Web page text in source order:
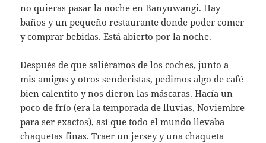
no quieras pasar la noche en Banyuwangi. Hay
baños y un pequeño restaurante donde poder comer
y comprar bebidas. Está abierto por la noche.
Después de que saliéramos de los coches, junto a
mis amigos y otros senderistas, pedimos algo de café
bien calentito y nos dieron las máscaras. Hacía un
poco de frío (era la temporada de lluvias, Noviembre
para ser exactos), así que todo el mundo llevaba
chaquetas finas. Traer un jersey y una chaqueta